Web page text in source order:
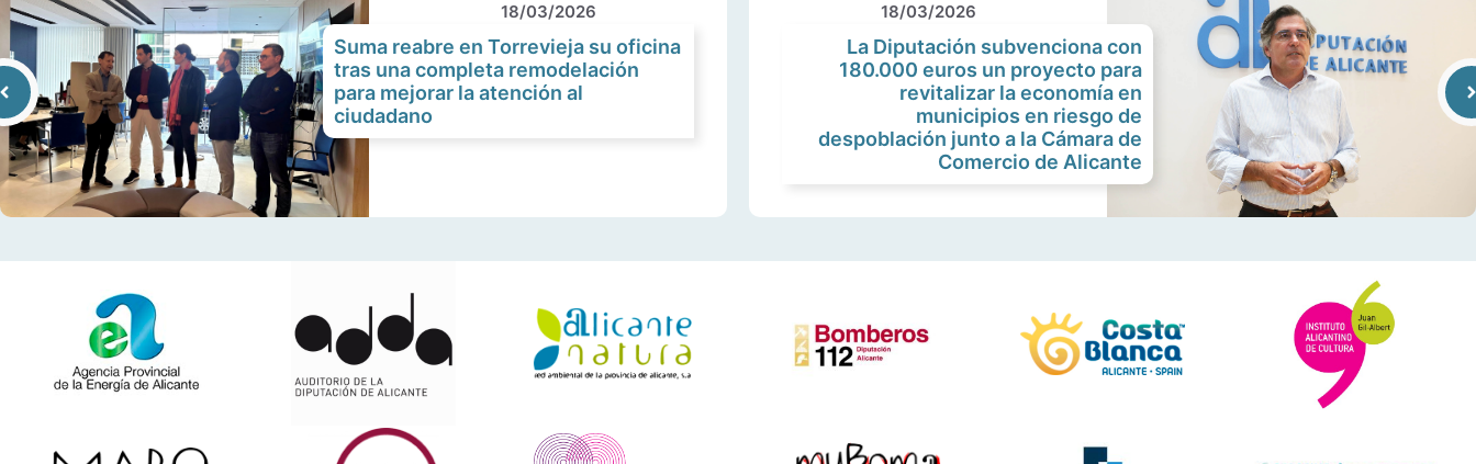
18/03/2026
Suma reabre en Torrevieja su oficina
tras una completa remodelación
para mejorar la atención al
ciudadano
18/03/2026
La Diputación subvenciona con
180.000 euros un proyecto para
revitalizar la economía en
municipios en riesgo de
despoblación junto a la Cámara de
Comercio de Alicante